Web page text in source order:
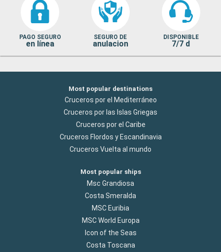
PAGO SEGURO
en línea
SEGURO DE
anulacion
DISPONIBLE
7/7 d
Most popular destinations
Cruceros por el Mediterráneo
Cruceros por las Islas Griegas
Cruceros por el Caribe
Cruceros Flordos y Escandinavia
Cruceros Vuelta al mundo
Most popular ships
Msc Grandiosa
Costa Smeralda
MSC Euribia
MSC World Europa
Icon of the Seas
Costa Toscana